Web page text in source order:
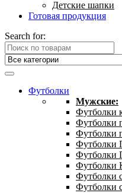
Детские шапки
Готовая продукция
Search for:
Футболки
Мужские:
Футболки
Футболки
Футболки
Футболки
Футболки
Футболки
Футболки
Футболки